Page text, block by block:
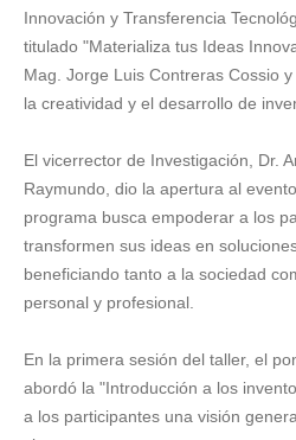
Innovación y Transferencia
titulado "Materializa tus Ideas
Mag. Jorge Luis Contreras Cossio
la creatividad y el desarrollo de
El vicerrector de Investigación, Dr.
Raymundo, dio la apertura al
programa busca empoderar a los
transformen sus ideas en
beneficiando tanto a la sociedad
personal y profesional.
En la primera sesión del taller, el
abordó la "Introducción a los
a los participantes una visión